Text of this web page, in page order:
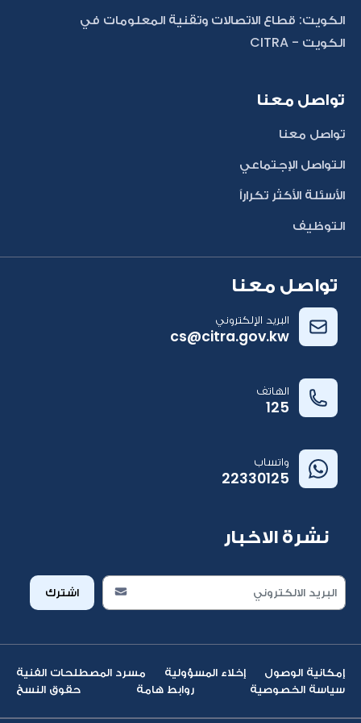
الكويت: قطاع الاتصالات وتقنية المعلومات في
الكويت - CITRA
تواصل معنا
تواصل معنا
التواصل الإجتماعي
الأسئلة الأكثر تكراراً
التوظيف
تواصل معنا
البريد الإلكتروني
cs@citra.gov.kw
الهاتف
125
واتساب
22330125
نشرة الاخبار
اشترك
إمكانية الوصول إخلاء المسؤولية
مسرد المصطلحات الفنية
سياسة الخصوصية
روابط هامة حقوق النسخ